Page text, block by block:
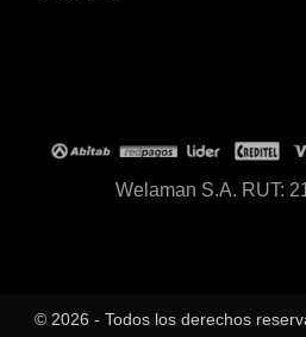
Welaman S.A. RUT:
© 2026 - Todos los derechos